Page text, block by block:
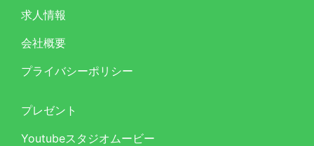
求人情報
会社概要
プライバシーポリシー
プレゼント
Youtubeスタジオムービー